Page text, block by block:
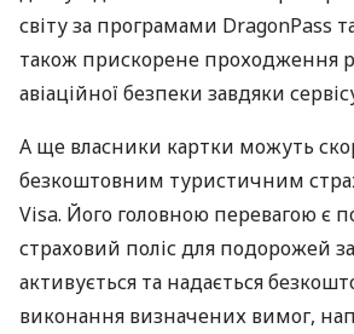
світу за програмами DragonPass
також прискорене проходження
авіаційної безпеки завдяки
А ще власники картки можуть
безкоштовним туристичним
Visa. Його головною перевагою є
страховий поліс для подорожей
активується та надається
виконання визначених вимог,